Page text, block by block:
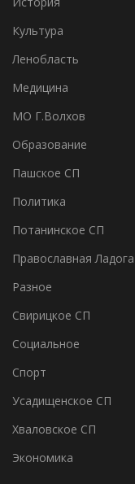
Интересное
История
Культура
Ленобласть
Медицина
МО Г.Волхов
Образование
Пашское СП
Политика
Потанинское СП
Православная Ладога
Разное
Свирицкое СП
Социальное
Спорт
Усадищенское СП
Хваловское СП